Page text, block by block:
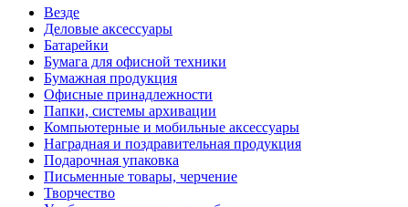
Везде
Деловые аксессуары
Батарейки
Бумага для офисной техники
Бумажная продукция
Офисные принадлежности
Папки, системы архивации
Компьютерные и мобильные аксессуары
Наградная и поздравительная продукция
Подарочная упаковка
Письменные товары, черчение
Творчество